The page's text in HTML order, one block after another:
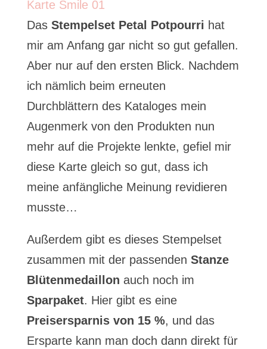
Das Stempelset Petal Potpourri hat
mir am Anfang gar nicht so gut gefallen.
Aber nur auf den ersten Blick. Nachdem
ich nämlich beim erneuten
Durchblättern des Kataloges mein
Augenmerk von den Produkten nun
mehr auf die Projekte lenkte, gefiel mir
diese Karte gleich so gut, dass ich
meine anfängliche Meinung revidieren
musste…
Außerdem gibt es dieses Stempelset
zusammen mit der passenden Stanze
Blütenmedaillon auch noch im
Sparpaket. Hier gibt es eine
Preisersparnis von 15 %, und das
Ersparte kann man doch dann direkt für